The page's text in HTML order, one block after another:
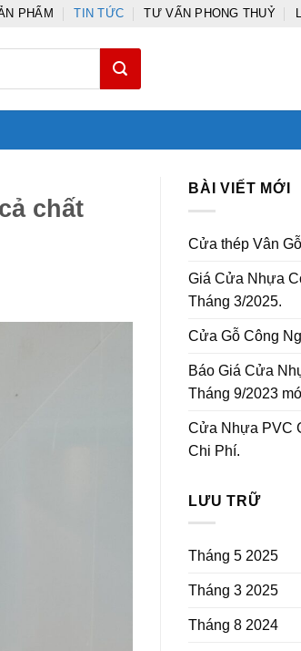
PHẨM TIN TỨC TƯ VẤN PHONG THUỶ
chất
BÀI VIẾT MỚI
Cửa thép Vân
Giá Cửa Nhựa
Tháng 3/2025.
Cửa Gỗ Công
Báo Giá Cửa
Tháng 9/2023
Cửa Nhựa PVC
Chi Phí.
LƯU TRỮ
Tháng 5 2025
Tháng 3 2025
Tháng 8 2024